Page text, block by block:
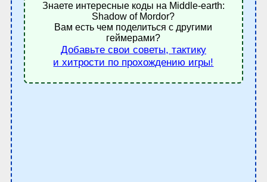
Знаете интересные коды на Middle-earth:
Shadow of Mordor?
Вам есть чем поделиться с другими
геймерами?
Добавьте свои советы, тактику
и хитрости по прохождению игры!